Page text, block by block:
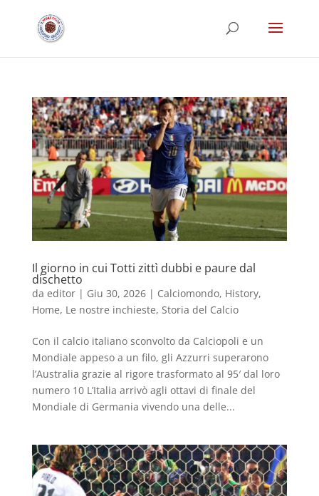
Il giorno in cui Totti zittì dubbi e paure dal
dischetto
da editor| Giu 30, 2026| Calciomondo, History,
Home, Le nostre inchieste, Storia del Calcio
Con il calcio italiano sconvolto da Calciopoli e un
Mondiale appeso a un filo, gli Azzurri superarono
l’Australia grazie al rigore trasformato al 95′ dal loro
numero 10 L’Italia arrivò agli ottavi di finale del
Mondiale di Germania vivendo una delle...